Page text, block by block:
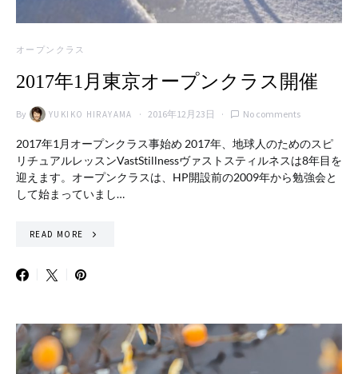
オープンクラス
2017年1月東京オープンクラス開催
By YUKIKO HIRAYAMA 2016年12月23日 No comments
2017年1月オープンクラス事始め 2017年、地球人のためのスピ
リチュアルレッスンVastStillnessヴァストスティルネスは8年目を
迎えます。オープンクラスは、HP開設前の2009年から勉強会と
して始まっていまし…
READ MORE